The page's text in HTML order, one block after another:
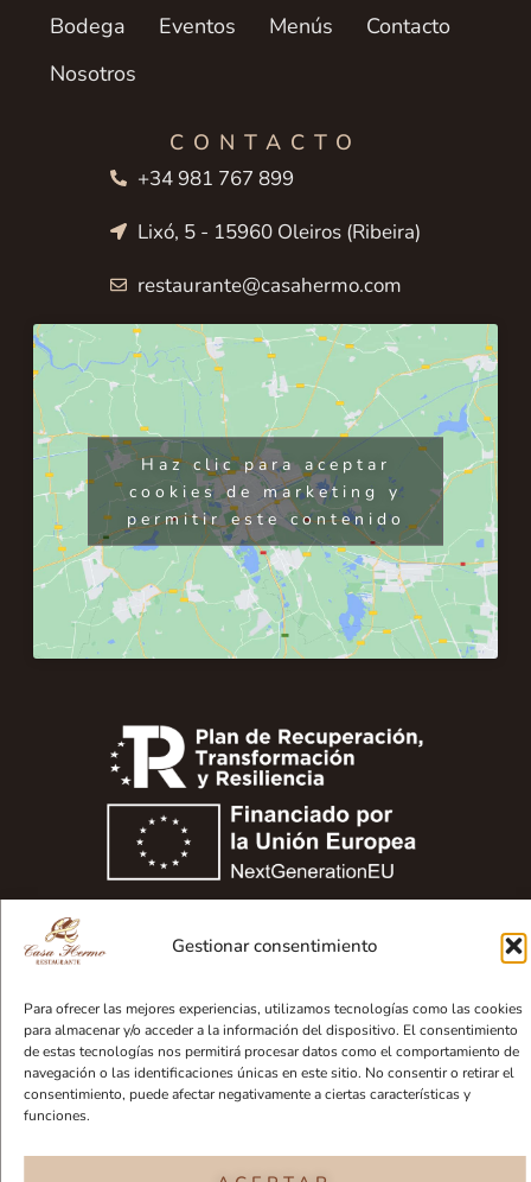
Gestionar consentimiento
Para ofrecer las mejores experiencias, utilizamos tecnologías como las cookies
para almacenar y/o acceder a la información del dispositivo. El consentimiento
de estas tecnologías nos permitirá procesar datos como el comportamiento de
navegación o las identificaciones únicas en este sitio. No consentir o retirar el
consentimiento, puede afectar negativamente a ciertas características y
funciones.
Bodega
Eventos Menús
Contacto
Nosotros
CONTACTO
+34 981 767 899
Lixó, 5 - 15960 Oleiros (Ribeira)
restaurante@casahermo.com
Haz clic para aceptar
cookies de marketing y
permitir este contenido
Financiado por la Unión Europea – NextGenerationEU
reservados.
Aviso legal Politica de privacidad
Declaración de accesibilidad Política de cookies
Mapa web